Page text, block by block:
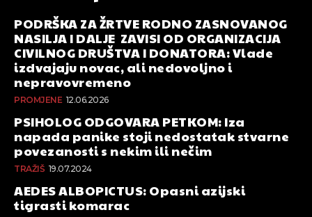
PODRŠKA ZA ŽRTVE RODNO ZASNOVANOG
NASILJA I DALJE ZAVISI OD ORGANIZACIJA
CIVILNOG DRUŠTVA I DONATORA: Vlade
izdvajaju novac, ali nedovoljno i
nepravovremeno
PROMJENE 12.06.2026
PSIHOLOG ODGOVARA PETKOM: Iza
napada panike stoji nedostatak stvarne
povezanosti s nekim ili nečim
TRAŽIŠ 19.07.2024
AEDES ALBOPICTUS: Opasni azijski
tigrasti komarac